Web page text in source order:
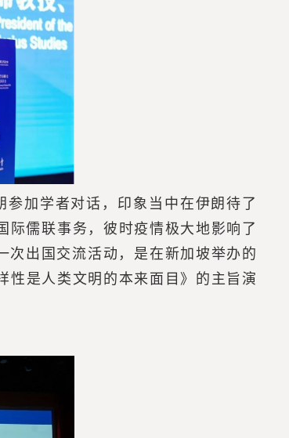
加学者对话，印象当中在伊朗待了
际儒联事务，彼时疫情极大地影响了
次出国交流活动，是在新加坡举办的
性是人类文明的本来面目》的主旨演